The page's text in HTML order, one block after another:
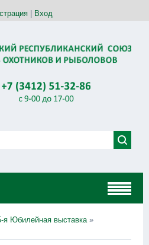
Вход
я Юбилейная выставка»